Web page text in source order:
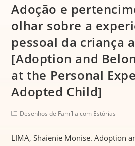
Adoção e
olhar sobre a
pessoal da criança
[Adoption and
at the Personal
Adopted Child]
Desenhos de Família com Estórias
LIMA, Shaienie Monise. Adoption